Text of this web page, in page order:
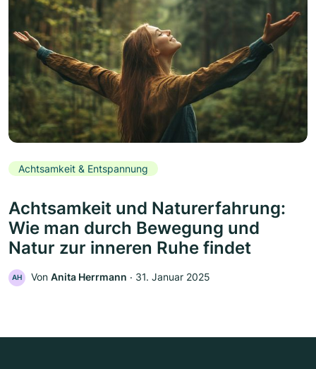
Achtsamkeit & Entspannung
Achtsamkeit und Naturerfahrung:
Wie man durch Bewegung und
Natur zur inneren Ruhe findet
AH Von Anita Herrmann ‧ 31. Januar 2025